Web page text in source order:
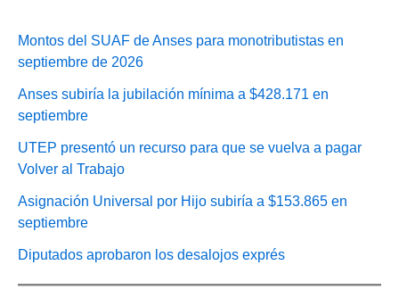
Montos del SUAF de Anses para monotributistas en
septiembre de 2026
Anses subiría la jubilación mínima a $428.171 en
septiembre
UTEP presentó un recurso para que se vuelva a pagar
Volver al Trabajo
Asignación Universal por Hijo subiría a $153.865 en
septiembre
Diputados aprobaron los desalojos exprés